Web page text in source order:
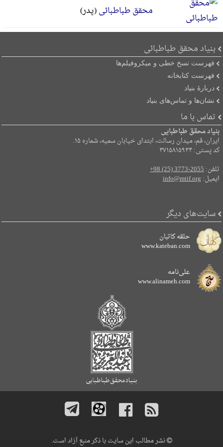
محقق طباطبائی(پدر)
بنیاد محقق طباطبائی
فهرست نسخ خطی و میکروفیلم‌ها
فهرست کتابخانه
دربارۀ بنیاد
نشان‌ها و تماس‌های بنیاد
تماس با ما
بنیاد محقق طباطبایی
ایران، قم، میدان رسالت، ابتدای خیابان سمیه، شماره ۱۵.
کد پستی: ۳۷۱۵۸۱۵۹۳۴
تلفن:+98 (25) 3773-2055
ایمیل:info@mtif.org
سایت‌های دیگر
حلقه کاتبان
www.kateban.com
علی‌نامه
www.alinameh.com
نشر مطالب این سایت با ذکر منبع آزاد است.